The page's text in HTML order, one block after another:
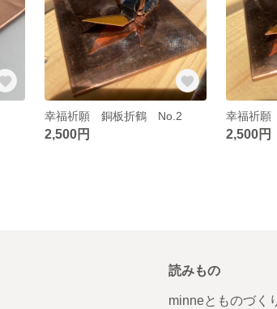
幸福祈願 銅板折鶴 No.2
2,500円
幸福祈
2,500円
読みもの
minneとものづく